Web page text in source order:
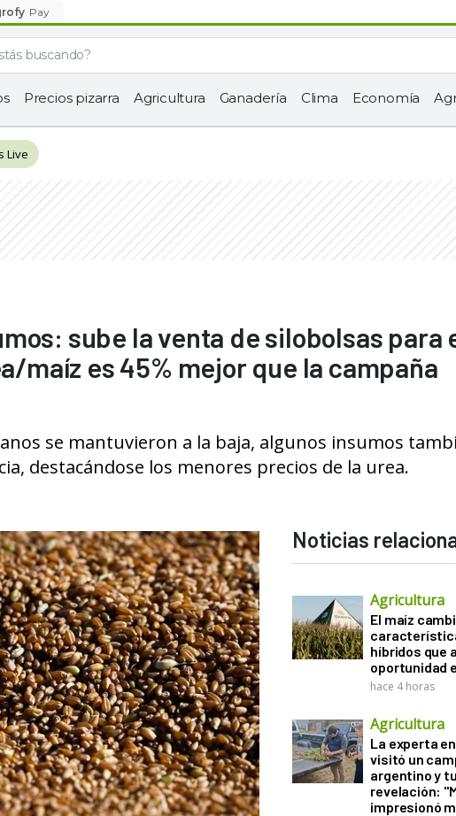
Pay
Precios pizarra Agricultura Ganadería Clima Economía
Live
sube la venta de silobolsas para
maíz es 45% mejor que la campaña
se mantuvieron a la baja, algunos insumos
destacándose los menores precios de la urea.
Noticias
Agricultura
El maíz
híbridos que
oportunidad
hace 4 horas
Agricultura
La experta
visitó un
argentino y
revelación:
impresionó